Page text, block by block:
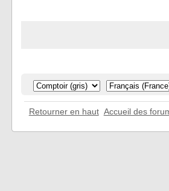
Retourner en haut Accueil des